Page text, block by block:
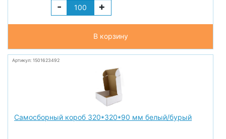
- +
В корзину
Артикул: 1501623492
Самосборный короб 320*320*90 мм белый/бурый